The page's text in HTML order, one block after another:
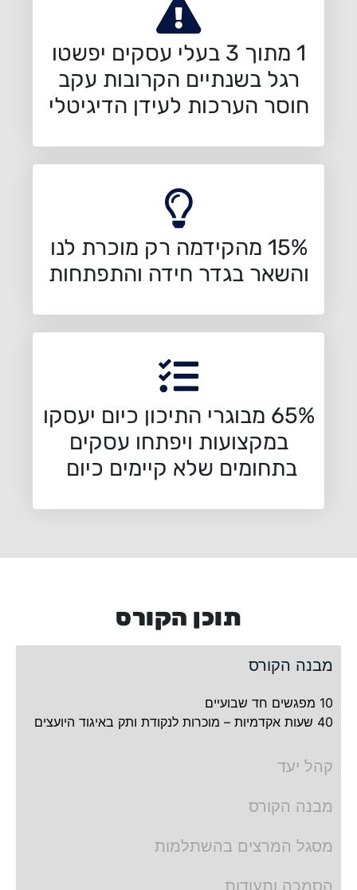
1 מתוך 3 בעלי עסקים יפשטו
רגל בשנתיים הקרובות עקב
חוסר הערכות לעידן הדיגיטלי
15% מהקידמה רק מוכרת לנו
והשאר בגדר חידה והתפתחות
65% מבוגרי התיכון כיום יעסקו
במקצועות ויפתחו עסקים
בתחומים שלא קיימים כיום
תוכן הקורס
מבנה הקורס
10 מפגשים חד שבועיים
40 שעות אקדמיות – מוכרות לנקודת ותק באיגוד היועצים
קהל יעד
מבנה הקורס
מסגל המרצים בהשתלמות
הסמכה ותעודות